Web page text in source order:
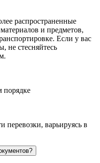
распространенные
и предметов,
Если у вас
не стесняйтесь
порядке
перевозки, варьируясь в